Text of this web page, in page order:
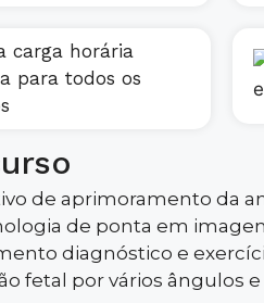
carga horária
para todos os
de aprimoramento da
de ponta em
diagnóstico e
fetal por vários ângulos